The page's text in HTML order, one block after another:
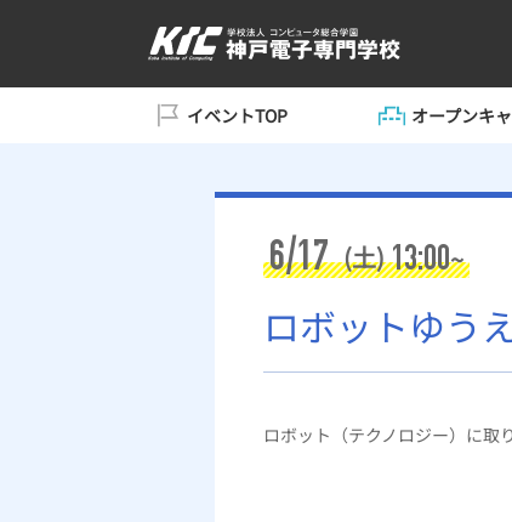
イベントTOP オープンキ
6/17(土)13:00~
ロボットゆう
ロボット（テクノロジー）に取